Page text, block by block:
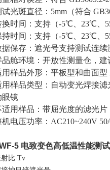
试光斑直径：5mm（符合
换时间：支持（-5℃、23℃、
持时间：支持（-5℃、23℃、
据保存：遮光号支持测试连续
品舱环境：开放性测量仓，建
用样品外形：平板型和曲面
用样品类型：自动变光焊接
眼镜
适用样品：带屈光度的滤光片
机电压功率：AC210~240V
5 电致变色高低温性能测
比 Tv